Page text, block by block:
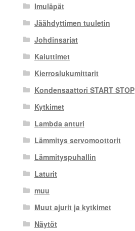
Imuläpät
Jäähdyttimen tuuletin
Johdinsarjat
Kaiuttimet
Kierroslukumittarit
Kondensaattori START STOP
Kytkimet
Lambda anturi
Lämmitys servomoottorit
Lämmityspuhallin
Laturit
muu
Muut ajurit ja kytkimet
Näytöt